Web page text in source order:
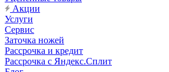
Акции
Услуги
Сервис
Заточка ножей
Рассрочка и кредит
Рассрочка с Яндекс.Сплит